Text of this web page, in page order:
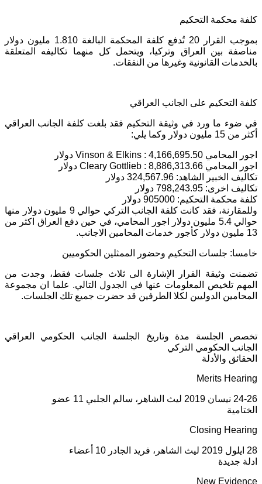
كلفة محكمة التحكيم
بموجب القرار 20 تُدفع كلفة المحكمة البالغة 1.810 مليون دولار
مناصفة بين العراق وتركيا، ويتحمل كل منهما تكاليفه المتعلقة
بالخدمات القانونية وغيرها من النفقات.
كلفة التحكيم على الجانب العراقي
في ضوء ما ورد في وثيقة التحكيم فقد بلغت كلفة الجانب العراقي
أكثر من 15 مليون دولار وكما يلي:
اجور المحامي Vinson & Elkins : 4,166,695.50 دولار
اجور المحامي Cleary Gottlieb : 8,886,313.66 دولار
تكاليف الخبير الشاهد: 324,567.96 دولار
تكاليف اخرى: 798,243.95 دولار
كلفة محكمة التحكيم: 905000 دولار
وللمقارنة، فقد كانت كلفة الجانب التركي حوالي 9 مليون دولار منها
حوالي 5.4 مليون دولار اجور المحامي، في حين دفع العراق اكثر من
13 مليون دولار كأجور خدمات المحامين الاجانب.
خامسا: جلسات التحكيم وحضور الممثلين الحكوميين
تضمنت وثيقة القرار الإشارة الى ثلاث جلسات فقط، وجدت من
المهم تلخيص المعلومات عنها في الجدول التالي. علما ان مجموعة
المحامين الدوليين لكلا الطرفين قد حضرت جميع تلك الجلسات.
تخصص الجلسة مدة وتاريخ الجلسة الجانب الحكومي العراقي
الجانب الحكومي التركي
الحقائق والأدلة
Merits Hearing
24-26 نيسان 2019 ليث الشاهر، سالم الجلبي 11 عضو
الختامية
Closing Hearing
28 ايلول 2019 ليث الشاهر، فريد الجادر 10 أعضاء
ادلة جديدة
New Evidence